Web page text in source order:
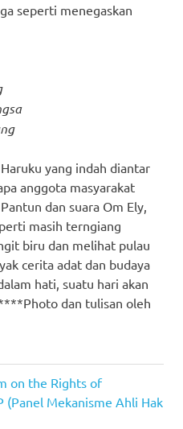
seperti menegaskan
yang indah diantar
anggota masyarakat
dan suara Om Ely,
masih terngiang
biru dan melihat pulau
cerita adat dan budaya
hati, suatu hari akan
dan tulisan oleh
on the Rights of
(Panel Mekanisme Ahli Hak